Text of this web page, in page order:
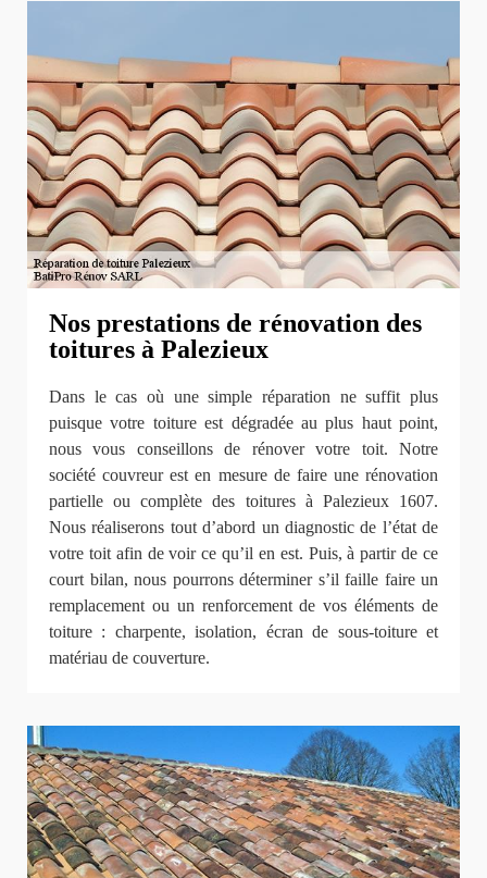
Nos prestations de rénovation des
toitures à Palezieux
Dans le cas où une simple réparation ne suffit plus
puisque votre toiture est dégradée au plus haut point,
nous vous conseillons de rénover votre toit. Notre
société couvreur est en mesure de faire une rénovation
partielle ou complète des toitures à Palezieux 1607.
Nous réaliserons tout d’abord un diagnostic de l’état de
votre toit afin de voir ce qu’il en est. Puis, à partir de ce
court bilan, nous pourrons déterminer s’il faille faire un
remplacement ou un renforcement de vos éléments de
toiture : charpente, isolation, écran de sous-toiture et
matériau de couverture.